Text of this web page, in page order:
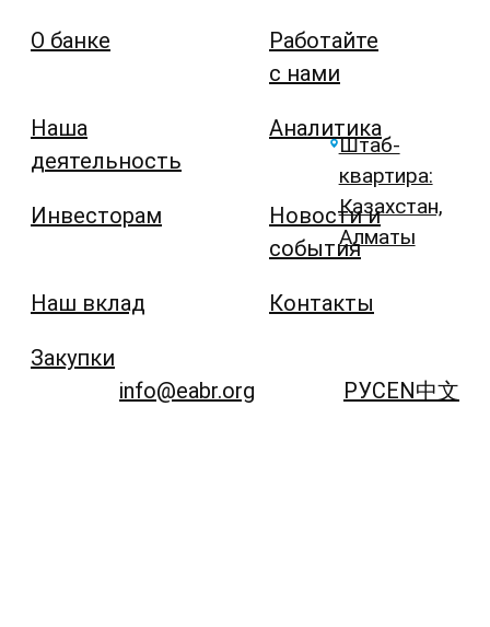
О банке
Наша
деятельность
Инвесторам
Наш вклад
Закупки
Работайте
с нами
Аналитика
Новости и
события
Контакты
Штаб-
квартира:
Казахстан,
Алматы
info@eabr.org РУСEN中文